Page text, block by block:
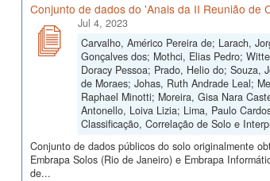
Conjunto de dados do 'Anais da II Reunião de
Jul 4, 2023
Carvalho, Américo Pereira de; Larach,
Gonçalves dos; Mothci, Elias Pedro;
Doracy Pessoa; Prado, Helio do; Souza,
de Moraes; Johas, Ruth Andrade Leal;
Raphael Minotti; Moreira, Gisa Nara
Antonello, Loiva Lizia; Lima, Paulo
Classificação, Correlação de Solo e
Conjunto de dados públicos do solo originalmente
Embrapa Solos (Rio de Janeiro) e Embrapa
de...